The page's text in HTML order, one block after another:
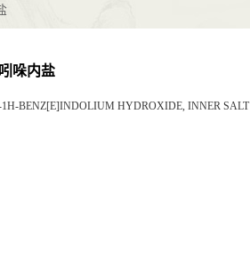
哚内盐
BENZ[E]INDOLIUM HYDROXIDE, INNER SALT